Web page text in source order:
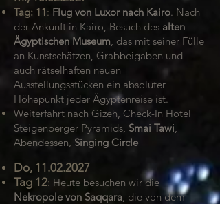
Tag: 11: Flug von Luxor nach Kairo. Nach
der Ankunft in Kairo, Besuch des alten
Ägyptischen Museum, das mit seiner Fülle
an Kunstschätzen, Grabbeigaben und
auch rätselhaften neuen
Ausstellungsstücken ein absoluter
Höhepunkt jeder Ägyptenreise ist.
Weiterfahrt nach Gizeh, Check-In Hotel
Steigenberger Pyramids, Smai Tawi,
Abendessen, Singing Circle
Do, 11.02.2027
Tag 12: Heute besuchen wir die
Nekropole von Saqqara, die von dem